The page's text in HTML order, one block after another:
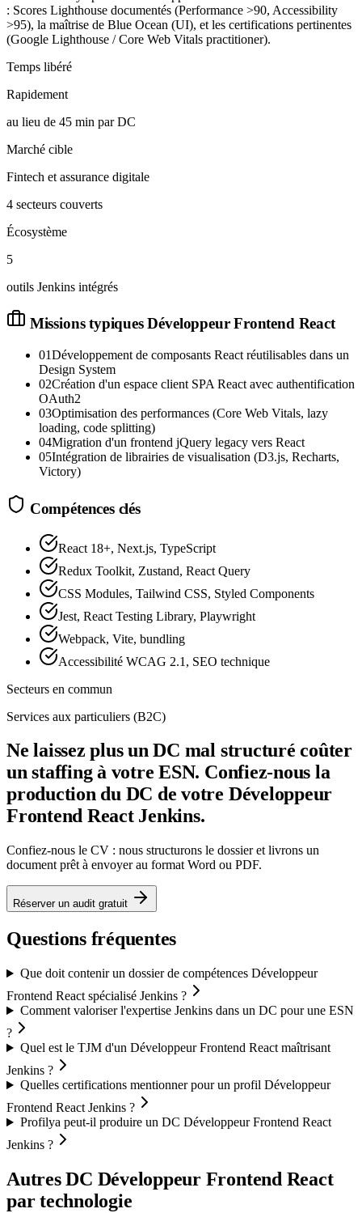
: Scores Lighthouse documentés (Performance >90, Accessibility
>95), la maîtrise de Blue Ocean (UI), et les certifications pertinentes
(Google Lighthouse / Core Web Vitals practitioner).
Temps libéré
Rapidement
au lieu de 45 min par DC
Marché cible
Fintech et assurance digitale
4 secteurs couverts
Écosystème
5
outils Jenkins intégrés
Missions typiquesDéveloppeur Frontend React
01Développement de composants React réutilisables dans un
Design System
02Création d'un espace client SPA React avec authentification
OAuth2
03Optimisation des performances (Core Web Vitals, lazy
loading, code splitting)
04Migration d'un frontend jQuery legacy vers React
05Intégration de librairies de visualisation (D3.js, Recharts,
Victory)
Compétences clés
React 18+, Next.js, TypeScript
Redux Toolkit, Zustand, React Query
CSS Modules, Tailwind CSS, Styled Components
Jest, React Testing Library, Playwright
Webpack, Vite, bundling
Accessibilité WCAG 2.1, SEO technique
Secteurs en commun
Services aux particuliers (B2C)
Ne laissez plus un DC mal structuré coûter
un staffing à votre ESN. Confiez-nous la
production du DC de votre Développeur
Frontend React Jenkins.
Confiez-nous le CV : nous structurons le dossier et livrons un
document prêt à envoyer au format Word ou PDF.
Réserver un audit gratuit
Questions fréquentes
Que doit contenir un dossier de compétences Développeur
Frontend React spécialisé Jenkins ?
Comment valoriser l'expertise Jenkins dans un DC pour une ESN
?
Quel est le TJM d'un Développeur Frontend React maîtrisant
Jenkins ?
Quelles certifications mentionner pour un profil Développeur
Frontend React Jenkins ?
Profilya peut-il produire un DC Développeur Frontend React
Jenkins ?
Autres DC Développeur Frontend React
par technologie